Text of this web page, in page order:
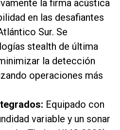
la firma acústica
en las desafiantes
Sur. Se
stealth de última
la detección
operaciones más
Equipado con
variable y un sonar